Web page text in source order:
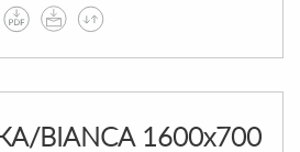
BIANCA 1600х700